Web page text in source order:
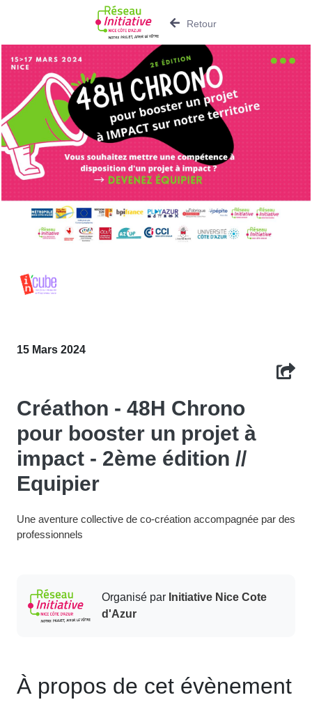
Retour
15 Mars 2024
Créathon - 48H Chrono
pour booster un projet à
impact - 2ème édition //
Equipier
Une aventure collective de co-création accompagnée par des
professionnels
Organisé parInitiative Nice Cote
d'Azur
À propos de cet évènement